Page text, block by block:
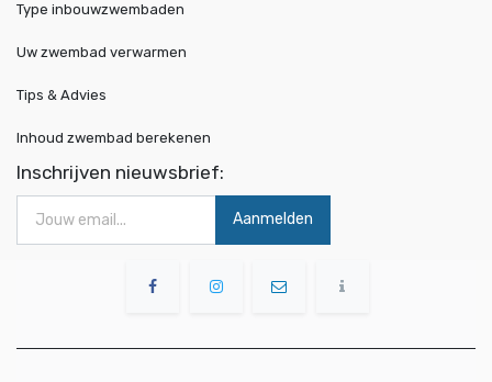
Type inbouwzwembaden
Uw zwembad verwarmen
Tips & Advies
Inhoud zwembad berekenen
Inschrijven nieuwsbrief:
Aanmelden